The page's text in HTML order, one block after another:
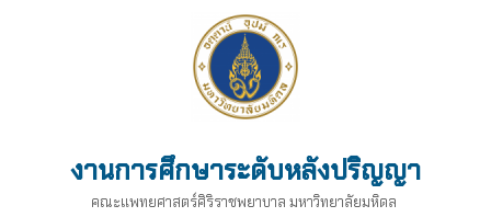
งานการศึกษาระดับหลังปริญญา
คณะแพทยศาสตร์ศิริราชพยาบาล มหาวิทยาลัยมหิดล